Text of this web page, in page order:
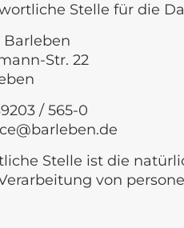
Stelle für die
Barleben
Str. 22
/ 565-0
Stelle ist die
von